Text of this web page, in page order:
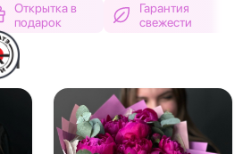
Открытка в
подарок
Гарантия
свежести